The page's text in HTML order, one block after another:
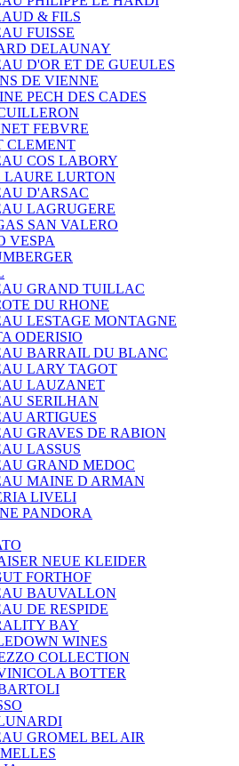
& FILS
FUISSE
DELAUNAY
D'OR ET DE GUEULES
DE VIENNE
PECH DES CADES
FEBVRE
CLEMENT
COS LABORY
LAURE LURTON
D'ARSAC
LAGRUGERE
SAN VALERO
VESPA
GRAND TUILLAC
DU RHONE
LESTAGE MONTAGNE
ODERISIO
BARRAIL DU BLANC
LARY TAGOT
LAUZANET
SERILHAN
ARTIGUES
GRAVES DE RABION
LASSUS
GRAND MEDOC
MAINE D ARMAN
LIVELI
PANDORA
NEUE KLEIDER
FORTHOF
BAUVALLON
DE RESPIDE
BAY
WINES
COLLECTION
BOTTER
GROMEL BEL AIR